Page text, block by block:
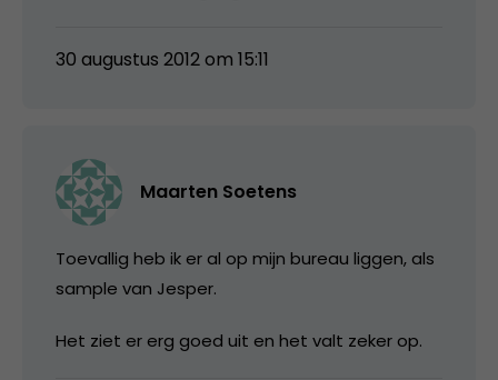
30 augustus 2012 om 15:11
Maarten Soetens
Toevallig heb ik er al op mijn bureau liggen, als
sample van Jesper.
Het ziet er erg goed uit en het valt zeker op.